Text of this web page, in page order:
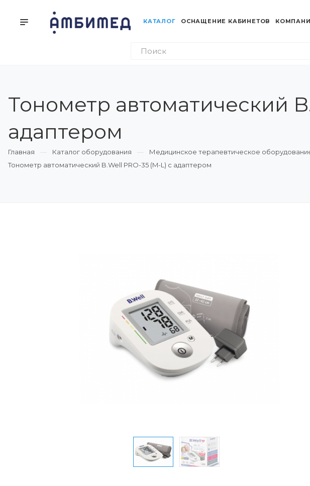
КАТАЛОГ ОСНАЩЕНИЕ КАБИНЕТОВ
Тонометр автоматический
адаптером
Главная Каталог оборудования Медицинское терапевтическое
Тонометр автоматический B.Well PRO-35 (M-L) с адаптером